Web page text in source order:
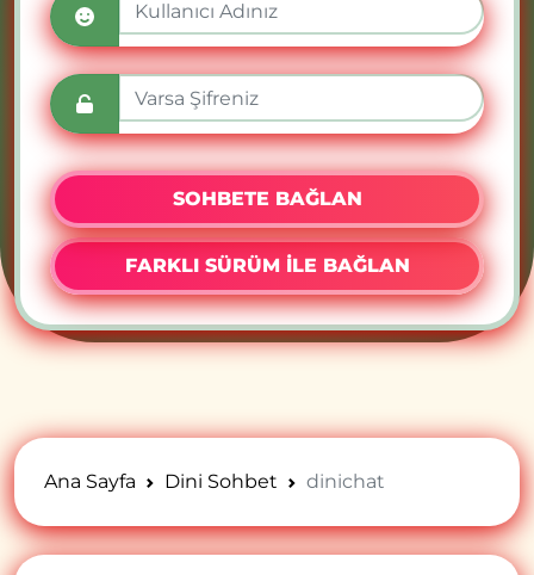
SOHBETE BAĞLAN
FARKLI SÜRÜM İLE BAĞLAN
Ana Sayfa Dini Sohbet dinichat